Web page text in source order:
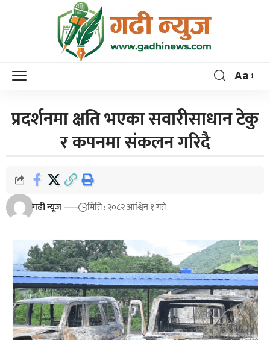
Aa
प्रदर्शनमा क्षति भएका सवारीसाधान टेकु
र कपनमा संकलन गरिदै
गढी न्यूज मिति : २०८२ आश्विन १ गते